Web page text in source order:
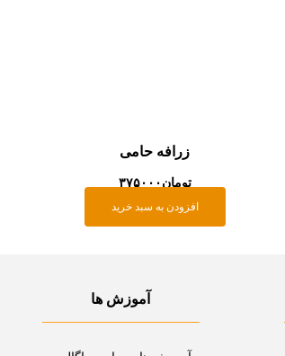
زرافه حامی
تومان۳۷۵۰۰۰
افزودن به سبد خرید
آموزش ها